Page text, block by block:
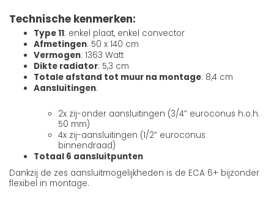
Technische kenmerken:
Type 11: enkel plaat, enkel convector
Afmetingen: 50 x 140 cm
Vermogen: 1363 Watt
Dikte radiator: 5,3 cm
Totale afstand tot muur na montage: 8,4 cm
Aansluitingen:
2x zij-onder aansluitingen (3/4” euroconus h.o.h.
50 mm)
4x zij-aansluitingen (1/2” euroconus
binnendraad)
Totaal 6 aansluitpunten
Dankzij de zes aansluitmogelijkheden is de ECA 6+ bijzonder
flexibel in montage.